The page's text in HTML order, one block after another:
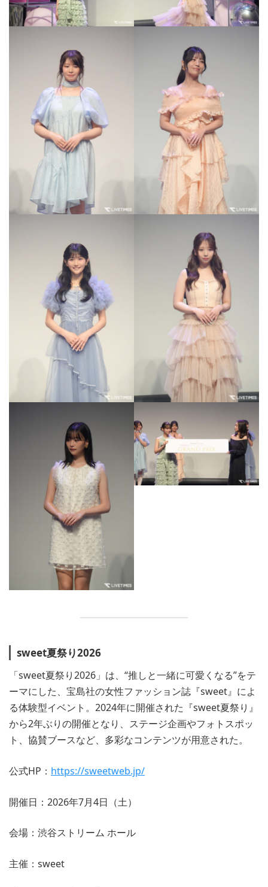
sweet夏祭り2026
「sweet夏祭り2026」は、“推しと一緒に可愛くなる”をテ
ーマにした、宝島社の女性ファッション誌『sweet』によ
る体験型イベント。2024年に開催された『sweet夏祭り』
から2年ぶりの開催となり、ステージ企画やフォトスポッ
ト、協賛ブースなど、多彩なコンテンツが用意された。
公式HP： https://sweetweb.jp/
開催日：2026年7月4日（土）
会場：渋谷ストリーム ホール
主催：sweet